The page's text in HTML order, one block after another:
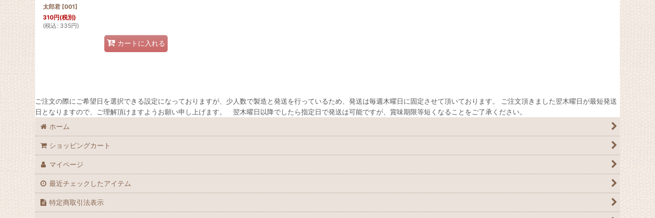
太郎君 [001]
310円(税別)
(税込 : 335円)
カートに入れる
ご注文の際にご希望日を選択できる設定になっておりますが、少人数で製造と発送を行っているため、発送は毎週木曜日に固定させて頂いております。 ご注文頂きました翌木曜日が最短発送
日となりますので、ご理解頂けますようお願い申し上げます。 翌木曜日以降でしたら指定日で発送は可能ですが、賞味期限等短くなることをご了承ください。
ホーム
ショッピングカート
マイページ
最近チェックしたアイテム
特定商取引法表示